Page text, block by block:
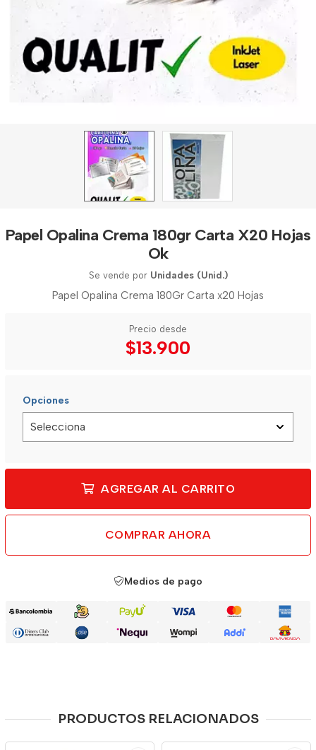
Papel Opalina Crema 180gr Carta X20 Hojas
Ok
Se vende por Unidades (Unid.)
Papel Opalina Crema 180Gr Carta x20 Hojas
Precio desde
$13.900
Opciones
AGREGAR AL CARRITO
COMPRAR AHORA
Medios de pago
PRODUCTOS RELACIONADOS